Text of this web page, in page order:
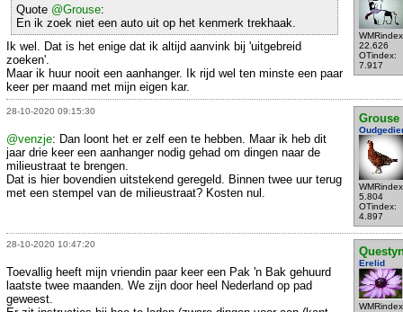
22.626
OTindex:
7.917
Quote @Grouse:
En ik zoek niet een auto uit op het kenmerk trekhaak.
Ik wel. Dat is het enige dat ik altijd aanvink bij 'uitgebreid
zoeken'.
Maar ik huur nooit een aanhanger. Ik rijd wel ten minste een paar
keer per maand met mijn eigen kar.
28-10-2020 09:15:30
Grouse
5.804
OTindex:
4.897
@venzje: Dan loont het er zelf een te hebben. Maar ik heb dit
jaar drie keer een aanhanger nodig gehad om dingen naar de
milieustraat te brengen.
Dat is hier bovendien uitstekend geregeld. Binnen twee uur terug
met een stempel van de milieustraat? Kosten nul.
28-10-2020 10:47:20
Erelid
Toevallig heeft mijn vriendin paar keer een Pak 'n Bak gehuurd
laatste twee maanden. We zijn door heel Nederland op pad
geweest.